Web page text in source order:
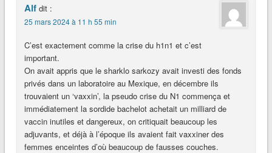
Alf dit :
25 mars 2024 à 11 h 55 min
C’est exactement comme la crise du h1n1 et c’est
important.
On avait appris que le sharklo sarkozy avait investi des fonds
privés dans un laboratoire au Mexique, en décembre ils
trouvaient un ‘vaxxin’, la pseudo crise du N1 commença et
immédiatement la sordide bachelot achetait un milliard de
vaccin inutiles et dangereux, on critiquait beaucoup les
adjuvants, et déjà à l’époque ils avaient fait vaxxiner des
femmes enceintes d’où beaucoup de fausses couches.